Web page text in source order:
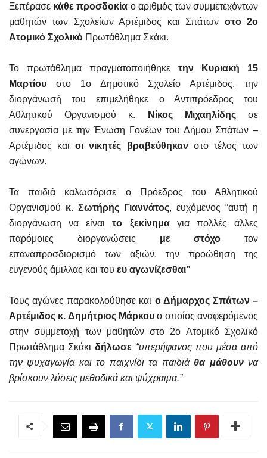
Ξεπέρασε κάθε προσδοκία ο αριθμός των συμμετεχόντων
μαθητών των Σχολείων Αρτέμιδος και Σπάτων στο 2ο
Ατομικό Σχολικό Πρωτάθλημα Σκάκι.
Το πρωτάθλημα πραγματοποιήθηκε την Κυριακή 15
Μαρτίου στο 1ο Δημοτικό Σχολείο Αρτέμιδος, την
διοργάνωσή του επιμελήθηκε ο Αντιπρόεδρος του
Αθλητικού Οργανισμού κ.
Νίκος Μιχαηλίδηςσε
συνεργασία με την Ένωση Γονέων του Δήμου Σπάτων –
Αρτέμιδος καιοι νικητές βραβεύθηκανστο τέλος των
αγώνων.
Τα παιδιά καλωσόρισε ο Πρόεδρος του Αθλητικού
Οργανισμού κ. Σωτήρης Γιαννάτος, ευχόμενος “αυτή η
διοργάνωση να είναιτο ξεκίνημαγια πολλές άλλες
παρόμοιες διοργανώσεις με στόχο τον
επαναπροσδιορισμό των αξιών, την προώθηση της
ευγενούς άμιλλας και του ευ αγωνίζεσθαι”
Τους αγώνες παρακολούθησε και ο Δήμαρχος Σπάτων –
Αρτέμιδος κ. Δημήτριος Μάρκου ο οποίος αναφερόμενος
στην συμμετοχή των μαθητών στο 2ο Ατομικό Σχολικό
Πρωτάθλημα Σκάκιδήλωσε “υπερήφανος που μέσα από
την ψυχαγωγία και το παιχνίδι τα παιδιάθα μάθουννα
βρίσκουν λύσεις μεθοδικά και ψύχραιμα.”